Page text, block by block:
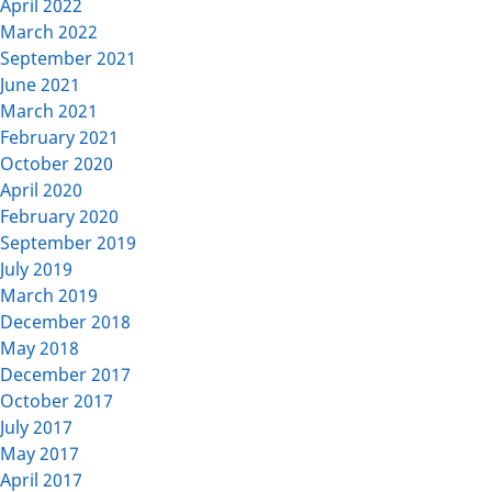
April 2022
March 2022
September 2021
June 2021
March 2021
February 2021
October 2020
April 2020
February 2020
September 2019
July 2019
March 2019
December 2018
May 2018
December 2017
October 2017
July 2017
May 2017
April 2017